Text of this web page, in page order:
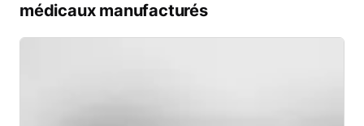
médicaux manufacturés